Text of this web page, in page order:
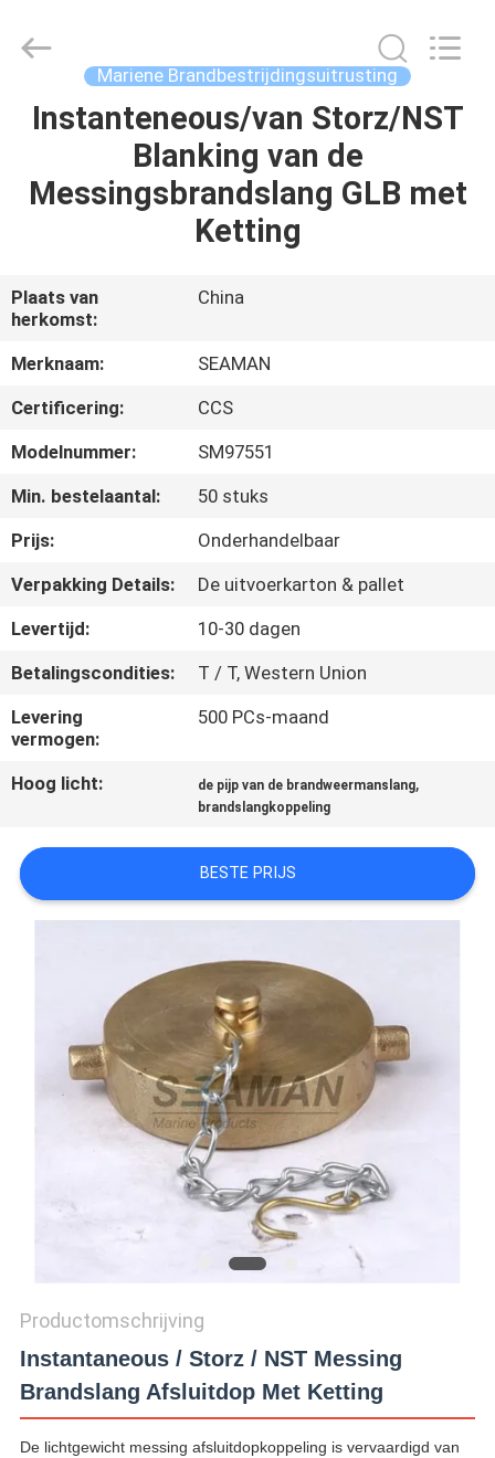
HUIS
PRODUCTEN
ONGEVEER
ONS
FABRIEKSREIS
KWALITEITSCONTROLE
COMPANY
NEWS
SITEMAP
PRIVACY
POLICY
Co.,Ltd..
Mariene Brandbestrijdingsuitrusting
Instanteneous/van Storz/NST
Blanking van de
Messingsbrandslang GLB met
Ketting
Plaats van
herkomst:
China
Merknaam:
SEAMAN
Certificering:
CCS
Modelnummer:
SM97551
Min. bestelaantal:
50 stuks
Prijs:
Onderhandelbaar
Verpakking Details:
De uitvoerkarton & pallet
Levertijd:
10-30 dagen
Betalingscondities:
T / T, Western Union
Levering
vermogen:
500 PCs-maand
Hoog licht: de pijp van de brandweermanslang,
brandslangkoppeling
BESTE PRIJS
Productomschrijving
Instantaneous / Storz / NST Messing
Brandslang Afsluitdop Met Ketting
De lichtgewicht messing afsluitdopkoppeling is vervaardigd van